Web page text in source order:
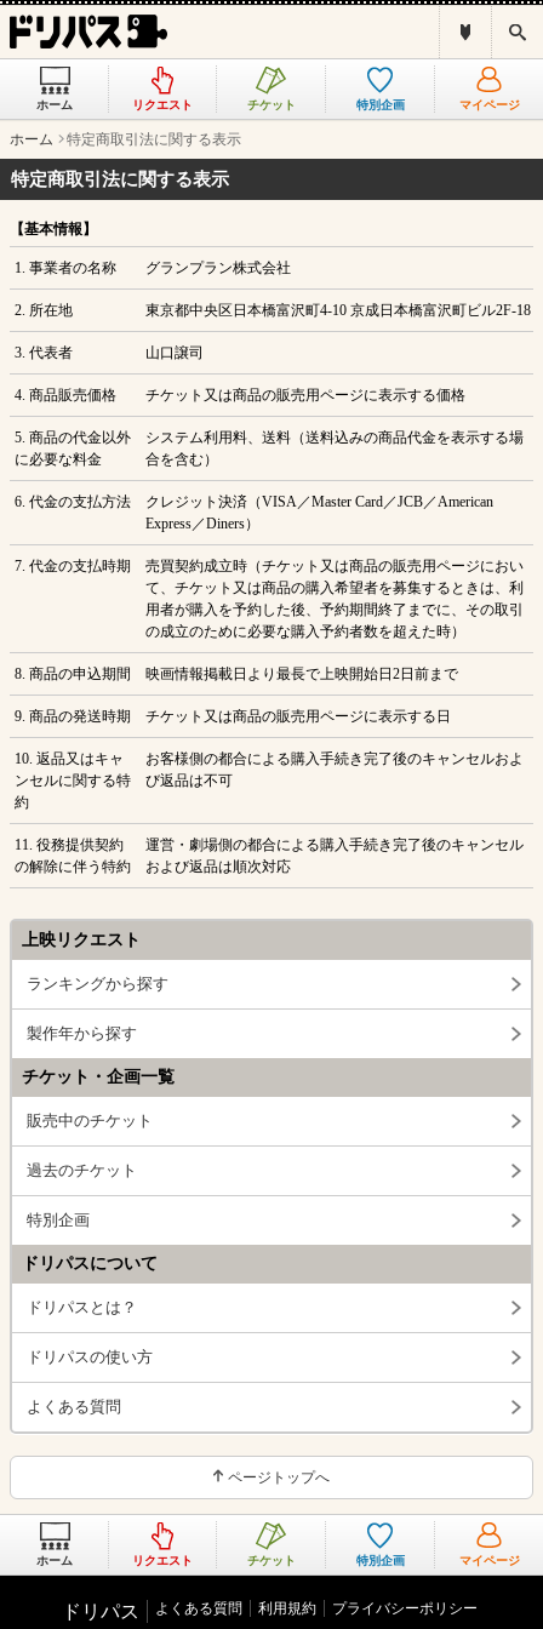
ス
と
ホーム リクエスト チケット 特別企画 マイページ
ホーム 特定商取引法に関する表示
特定商取引法に関する表示
【基本情報】
1. 事業者の名称 グランプラン株式会社
2. 所在地 東京都中央区日本橋富沢町4-10 京成日本橋富沢町ビル2F-18
3. 代表者 山口譲司
4. 商品販売価格 チケット又は商品の販売用ページに表示する価格
5. 商品の代金以外
に必要な料金
システム利用料、送料（送料込みの商品代金を表示する場
合を含む）
6. 代金の支払方法
クレジット決済（VISA／Master Card／JCB／American
Express／Diners）
7. 代金の支払時期
売買契約成立時（チケット又は商品の販売用ページにおい
て、チケット又は商品の購入希望者を募集するときは、利
用者が購入を予約した後、予約期間終了までに、その取引
の成立のために必要な購入予約者数を超えた時）
8. 商品の申込期間 映画情報掲載日より最長で上映開始日2日前まで
9. 商品の発送時期 チケット又は商品の販売用ページに表示する日
10. 返品又はキャ
ンセルに関する特
約
お客様側の都合による購入手続き完了後のキャンセルおよ
び返品は不可
11. 役務提供契約
の解除に伴う特約
運営・劇場側の都合による購入手続き完了後のキャンセル
および返品は順次対応
上映リクエスト
ランキングから探す
製作年から探す
チケット・企画一覧
販売中のチケット
過去のチケット
特別企画
ドリパスについて
ドリパスとは？
ドリパスの使い方
よくある質問
ページトップへ
ホーム リクエスト チケット 特別企画 マイページ
ドリパス よくある質問 利用規約 プライバシーポリシー